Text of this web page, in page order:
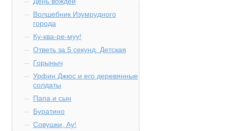
Волшебник Изумрудного
города
Ку-ква-ре-муу!
Ответь за 5 секунд. Детская
Горыныч
Урфин Джюс и его деревянные
солдаты
Папа и сын
Буратино
Совушки, Ау!